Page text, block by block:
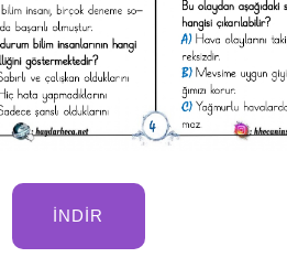
İNDIR